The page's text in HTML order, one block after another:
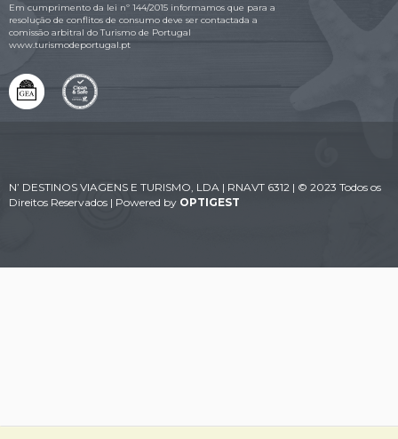
Em cumprimento da lei nº 144/2015 informamos que para a
resolução de conflitos de consumo deve ser contactada a
comissão arbitral do Turismo de Portugal
www.turismodeportugal.pt
N’ DESTINOS VIAGENS E TURISMO, LDA | RNAVT 6312 | © 2023 Todos os
Direitos Reservados | Powered by OPTIGEST